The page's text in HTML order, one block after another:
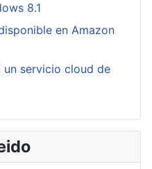
8.1
en Amazon
un servicio cloud de